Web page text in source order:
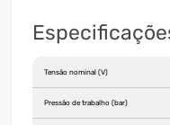
Tensão nominal (V)
Pressão de trabalho (bar)